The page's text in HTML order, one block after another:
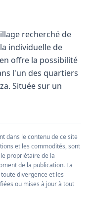
recherché de
individuelle de
offre la possibilité
l'un des quartiers
Située sur un
propriété comprend
nombre de
maison possède un
dans son
paisible, la
dans le contenu de ce site
et les commodités, sont
propriétaire de la
de la publication. La
divergence et les
ou mises à jour à tout